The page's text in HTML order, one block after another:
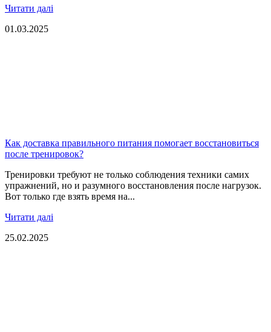
Читати далі
01.03.2025
Как доставка правильного питания помогает восстановиться
после тренировок?
Тренировки требуют не только соблюдения техники самих
упражнений, но и разумного восстановления после нагрузок.
Вот только где взять время на...
Читати далі
25.02.2025